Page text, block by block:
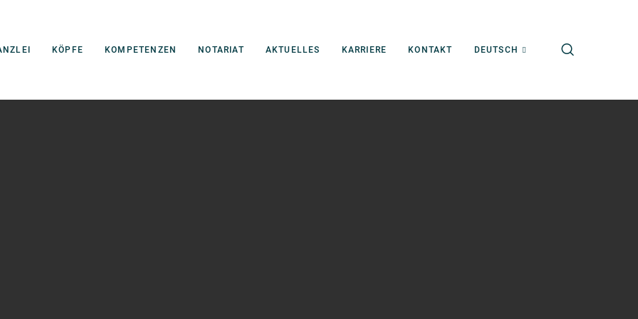
KÖPFE KOMPETENZEN NOTARIAT AKTUELLES KARRIERE KONTAKT DEUTSCH